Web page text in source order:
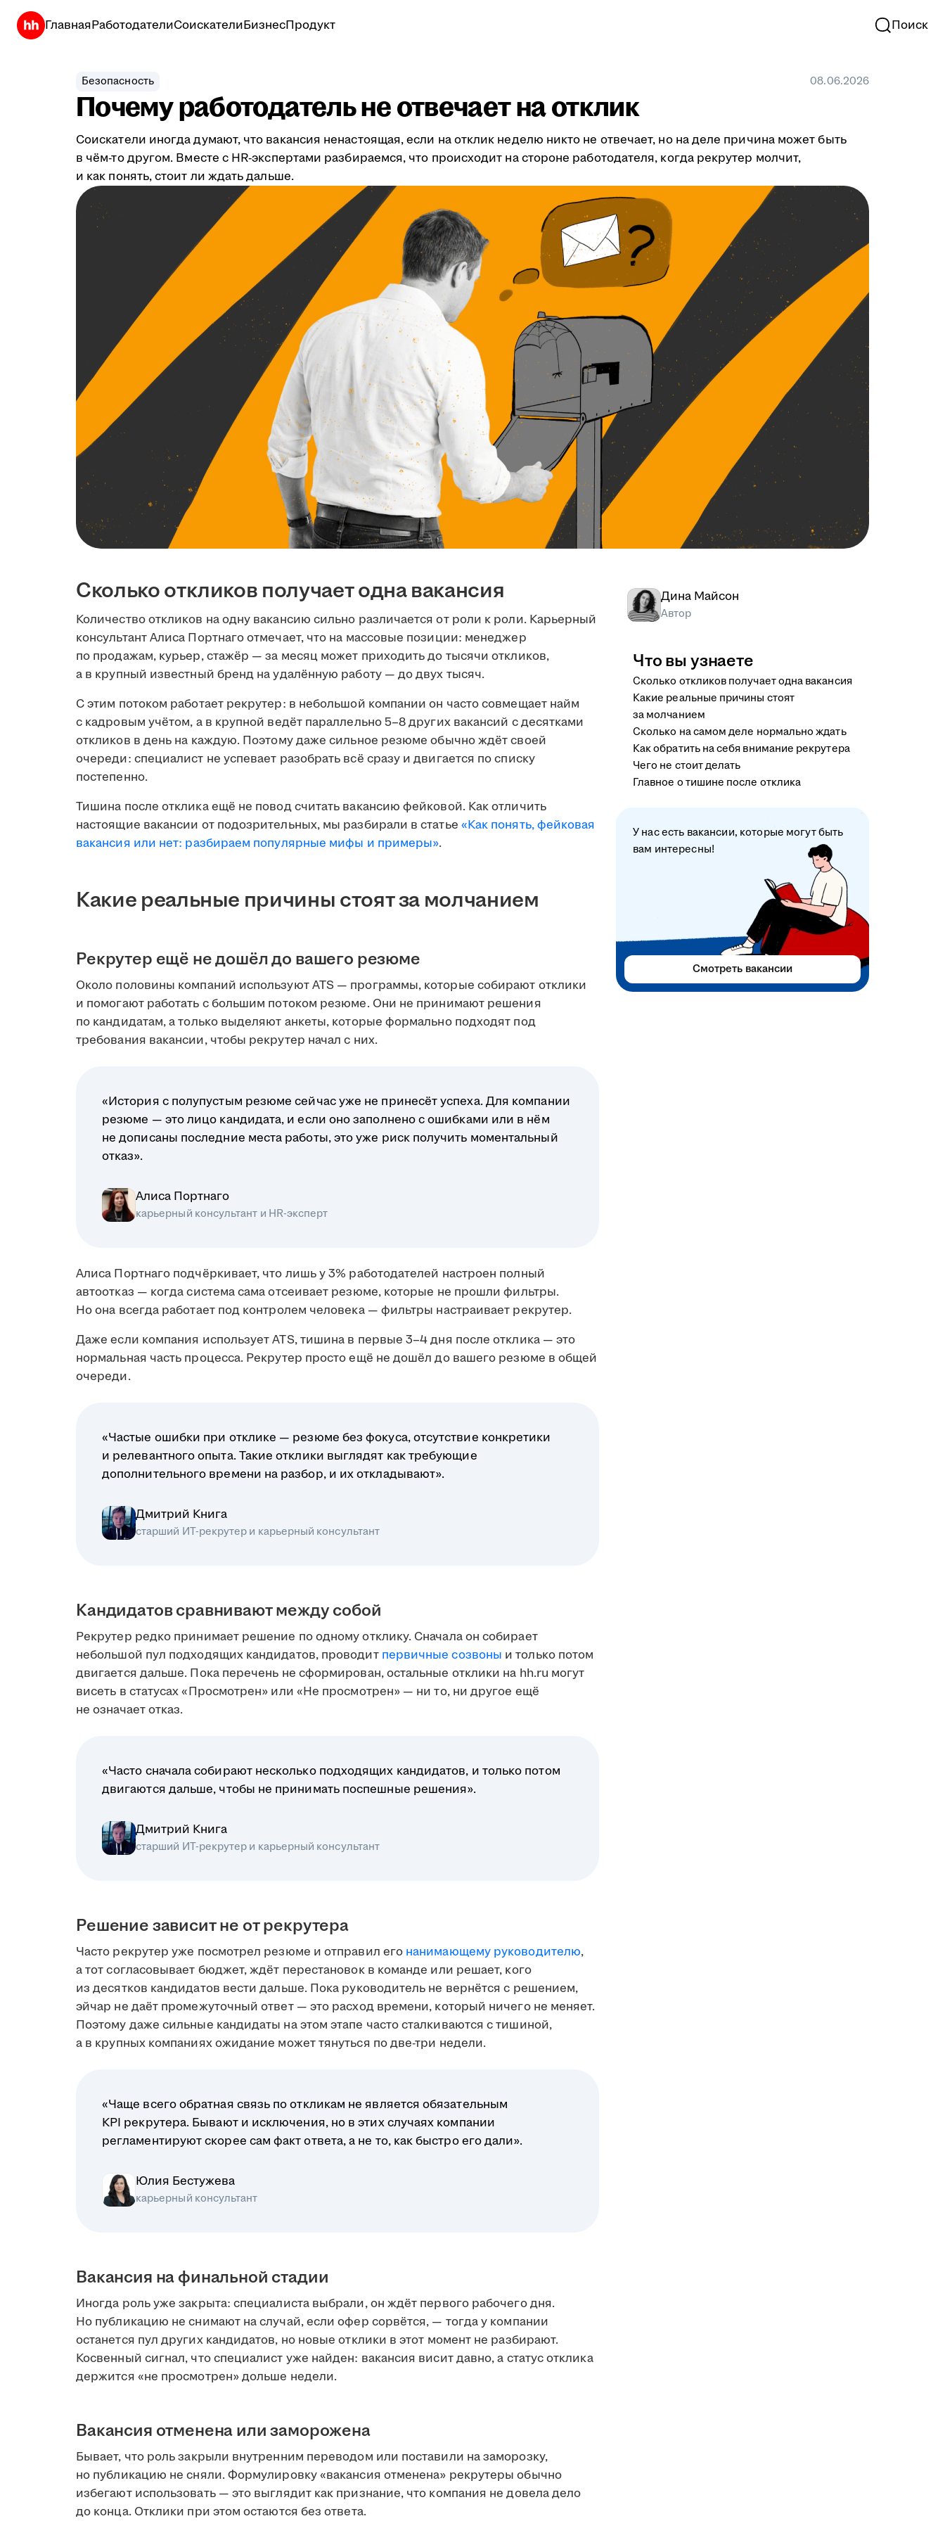
ГлавнаяРаботодателиСоискателиБизнесПродукт Поиск
Безопасность 08.06.2026
Почему работодатель не отвечает на отклик
Соискатели иногда думают, что вакансия ненастоящая, если на отклик неделю никто не отвечает, но на деле причина может быть
в чём-то другом. Вместе с HR-экспертами разбираемся, что происходит на стороне работодателя, когда рекрутер молчит,
и как понять, стоит ли ждать дальше.
Сколько откликов получает одна вакансия
Количество откликов на одну вакансию сильно различается от роли к роли. Карьерный
консультант Алиса Портнаго отмечает, что на массовые позиции: менеджер
по продажам, курьер, стажёр — за месяц может приходить до тысячи откликов,
а в крупный известный бренд на удалённую работу — до двух тысяч.
С этим потоком работает рекрутер: в небольшой компании он часто совмещает найм
с кадровым учётом, а в крупной ведёт параллельно 5–8 других вакансий с десятками
откликов в день на каждую. Поэтому даже сильное резюме обычно ждёт своей
очереди: специалист не успевает разобрать всё сразу и двигается по списку
постепенно.
Тишина после отклика ещё не повод считать вакансию фейковой. Как отличить
настоящие вакансии от подозрительных, мы разбирали в статье «Как понять, фейковая
вакансия или нет: разбираем популярные мифы и примеры».
Какие реальные причины стоят за молчанием
Рекрутер ещё не дошёл до вашего резюме
Около половины компаний используют ATS — программы, которые собирают отклики
и помогают работать с большим потоком резюме. Они не принимают решения
по кандидатам, а только выделяют анкеты, которые формально подходят под
требования вакансии, чтобы рекрутер начал с них.
«История с полупустым резюме сейчас уже не принесёт успеха. Для компании
резюме — это лицо кандидата, и если оно заполнено с ошибками или в нём
не дописаны последние места работы, это уже риск получить моментальный
отказ».
Алиса Портнаго
карьерный консультант и HR-эксперт
Алиса Портнаго подчёркивает, что лишь у 3% работодателей настроен полный
автоотказ — когда система сама отсеивает резюме, которые не прошли фильтры.
Но она всегда работает под контролем человека — фильтры настраивает рекрутер.
Даже если компания использует ATS, тишина в первые 3–4 дня после отклика — это
нормальная часть процесса. Рекрутер просто ещё не дошёл до вашего резюме в общей
очереди.
«Частые ошибки при отклике — резюме без фокуса, отсутствие конкретики
и релевантного опыта. Такие отклики выглядят как требующие
дополнительного времени на разбор, и их откладывают».
Дмитрий Книга
старший ИТ-рекрутер и карьерный консультант
Кандидатов сравнивают между собой
Рекрутер редко принимает решение по одному отклику. Сначала он собирает
небольшой пул подходящих кандидатов, проводит первичные созвоны и только потом
двигается дальше. Пока перечень не сформирован, остальные отклики на hh.ru могут
висеть в статусах «Просмотрен» или «Не просмотрен» — ни то, ни другое ещё
не означает отказ.
«Часто сначала собирают несколько подходящих кандидатов, и только потом
двигаются дальше, чтобы не принимать поспешные решения».
Дмитрий Книга
старший ИТ-рекрутер и карьерный консультант
Решение зависит не от рекрутера
Часто рекрутер уже посмотрел резюме и отправил его нанимающему руководителю,
а тот согласовывает бюджет, ждёт перестановок в команде или решает, кого
из десятков кандидатов вести дальше. Пока руководитель не вернётся с решением,
эйчар не даёт промежуточный ответ — это расход времени, который ничего не меняет.
Поэтому даже сильные кандидаты на этом этапе часто сталкиваются с тишиной,
а в крупных компаниях ожидание может тянуться по две-три недели.
«Чаще всего обратная связь по откликам не является обязательным
KPI рекрутера. Бывают и исключения, но в этих случаях компании
регламентируют скорее сам факт ответа, а не то, как быстро его дали».
Юлия Бестужева
карьерный консультант
Вакансия на финальной стадии
Иногда роль уже закрыта: специалиста выбрали, он ждёт первого рабочего дня.
Но публикацию не снимают на случай, если офер сорвётся, — тогда у компании
останется пул других кандидатов, но новые отклики в этот момент не разбирают.
Косвенный сигнал, что специалист уже найден: вакансия висит давно, а статус отклика
держится «не просмотрен» дольше недели.
Вакансия отменена или заморожена
Бывает, что роль закрыли внутренним переводом или поставили на заморозку,
но публикацию не сняли. Формулировку «вакансия отменена» рекрутеры обычно
избегают использовать — это выглядит как признание, что компания не довела дело
до конца. Отклики при этом остаются без ответа.
Дина Майсон
Автор
Что вы узнаете
Сколько откликов получает одна вакансия
Какие реальные причины стоят
за молчанием
Сколько на самом деле нормально ждать
Как обратить на себя внимание рекрутера
Чего не стоит делать
Главное о тишине после отклика
У нас есть вакансии, которые могут быть
вам интересны!
Смотреть вакансии